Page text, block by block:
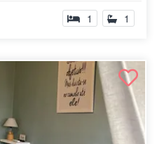
1 1